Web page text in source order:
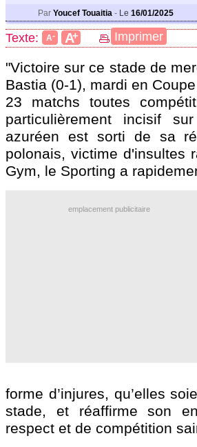
Par Youcef Touaitia - Le 16/01/2025
Texte: A- A+ Imprimer
"Victoire sur ce stade de
Bastia (0-1), mardi en
23 matchs toutes
particulièrement incisif
azuréen est sorti de sa
polonais, victime d'insultes
Gym, le Sporting a
emplacement publicitaire
forme d’injures, qu’elles
stade, et réaffirme son
respect et de compétition